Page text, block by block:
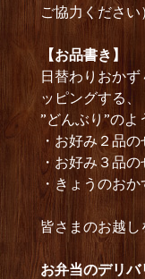
ご協力ください）
【お品書き】
日替わりおか
ッピングする、
”どんぶり”のよ
・お好み２品
・お好み３品
・きょうのお
皆さまのお越
お弁当のデリ